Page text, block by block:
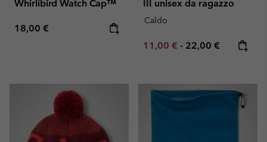
Whirlibird Watch Cap™
Regular price:
18,00 €
III unisex da ragazzo
Caldo
Minimum sale price:
11,00 € - Maximum price:
22,00 €